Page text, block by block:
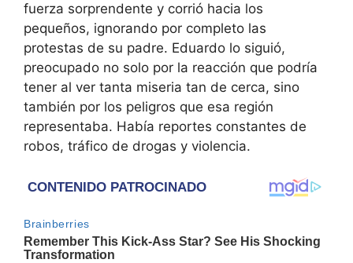
fuerza sorprendente y corrió hacia los
pequeños, ignorando por completo las
protestas de su padre. Eduardo lo siguió,
preocupado no solo por la reacción que podría
tener al ver tanta miseria tan de cerca, sino
también por los peligros que esa región
representaba. Había reportes constantes de
robos, tráfico de drogas y violencia.